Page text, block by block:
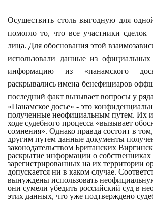
Осуществить столь выгодную для
помогло то, что все участники сделок
лица. Для обоснования этой
использовали данные из официальных
информацию из «панамского
раскрывались имена бенефициаров
последний факт вызывает вопросы у
«Панамское досье» - это
полученные неофициальным путем. Их
ходе судебного процесса «вызывает
сомнения». Однако правда состоит в
другим путем данные документы
законодательством Британских
раскрытие информации о собственниках
зарегистрированных на их территории
допускается ни в каком случае.
вынуждены использовать
они сумели убедить российский суд в
этих данных, что уже подтверждено